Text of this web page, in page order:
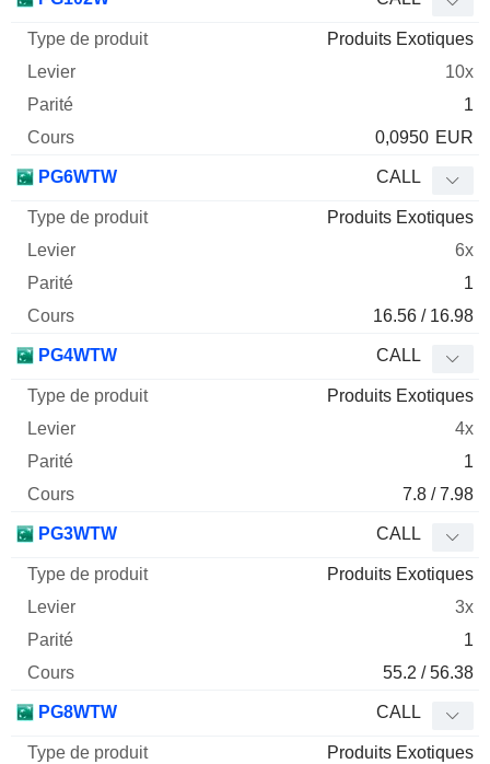
Produits Exotiques
10x
1
0,0950 EUR
PG6WTW CALL
Produits Exotiques
6x
1
16.56 / 16.98
PG4WTW CALL
Produits Exotiques
4x
1
7.8 / 7.98
PG3WTW CALL
Produits Exotiques
3x
1
55.2 / 56.38
PG8WTW CALL
Produits Exotiques